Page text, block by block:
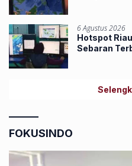
6 Agustus 2026
Hotspot
Sebaran
FOKUSINDO